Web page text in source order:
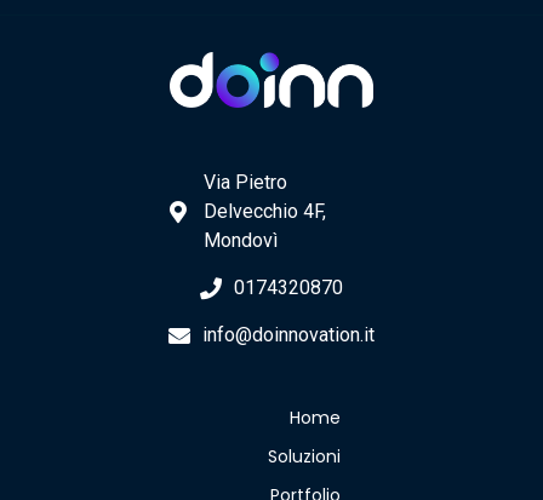
Via Pietro
Delvecchio 4F,
Mondovì
0174320870
info@doinnovation.it
Home
Soluzioni